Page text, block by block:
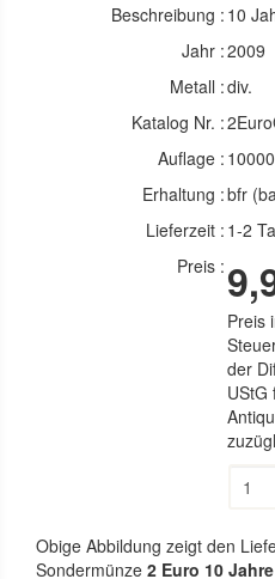
Beschreibung : 10
Jahr :2009
Metall :div.
Katalog Nr. :
Auflage :
Erhaltung :bfr
Lieferzeit : 1-2
Preis :
Preis
der
UStG
Obige Abbildung zeigt den
Sondermünze 2 Euro 10